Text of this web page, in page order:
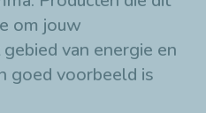
om jouw
van energie en
goed voorbeeld is